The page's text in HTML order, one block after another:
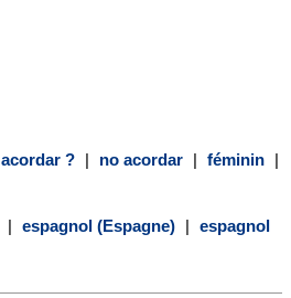
acordar ? | no acordar | féminin |
| espagnol (Espagne) | espagnol